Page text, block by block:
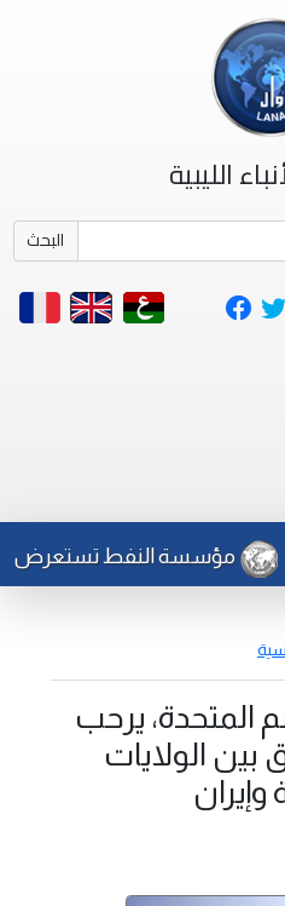
الليبية
البحث
مؤسسة النفط تستعرض
المتحدة، يرحب
بين الولايات
وإيران